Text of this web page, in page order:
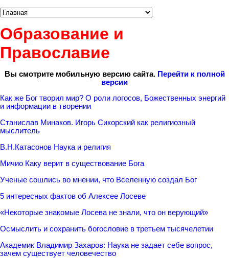
Образование и
Православие
Вы смотрите мобильную версию сайта. Перейти к полной
версии
Как же Бог творил мир? О роли логосов, Божественных энергий
и информации в творении
Станислав Минаков. Игорь Сикорский как религиозный
мыслитель
В.Н.Катасонов Наука и религия
Мичио Каку верит в существование Бога
Ученые сошлись во мнении, что Вселенную создал Бог
5 интересных фактов об Алексее Лосеве
«Некоторые знакомые Лосева не знали, что он верующий»
Осмыслить и сохранить богословие в третьем тысячелетии
Академик Владимир Захаров: Наука не задает себе вопрос,
зачем существует человечество